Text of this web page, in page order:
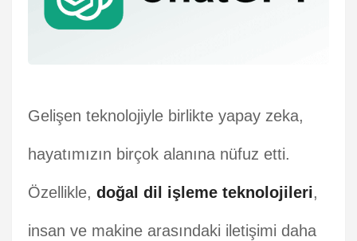
Gelişen teknolojiyle birlikte yapay zeka,
hayatımızın birçok alanına nüfuz etti.
Özellikle, doğal dil işleme teknolojileri,
insan ve makine arasındaki iletişimi daha